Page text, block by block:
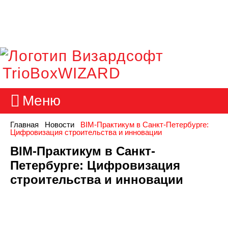
TrioBoxWIZARD
Меню
Главная Новости
BIM-Практикум в Санкт-Петербурге:
Цифровизация строительства и инновации
BIM-Практикум в Санкт-
Петербурге: Цифровизация
строительства и инновации